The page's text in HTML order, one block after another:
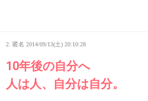
2. 匿名 2014/09/13(土) 20:10:28
10年後の自分へ
人は人、自分は自分。